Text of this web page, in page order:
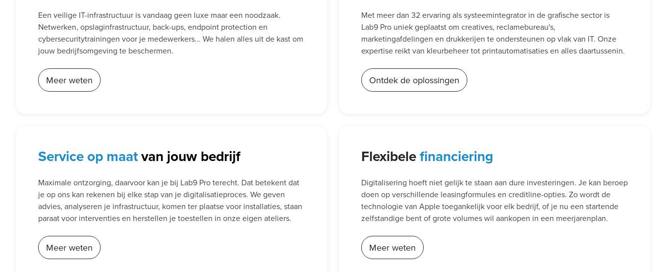
Een veilige IT-infrastructuur is vandaag geen luxe maar een noodzaak.
Netwerken, opslaginfrastructuur, back-ups, endpoint protection en
cybersecuritytrainingen voor je medewerkers... We halen alles uit de kast om
jouw bedrijfsomgeving te beschermen.
Meer weten
Met meer dan 32 ervaring als systeemintegrator in de grafische sector is
Lab9 Pro uniek geplaatst om creatives, reclamebureau's,
marketingafdelingen en drukkerijen te ondersteunen op vlak van IT. Onze
expertise reikt van kleurbeheer tot printautomatisaties en alles daartussenin.
Ontdek de oplossingen
Service op maatvan jouw bedrijf
Maximale ontzorging, daarvoor kan je bij Lab9 Pro terecht. Dat betekent dat
je op ons kan rekenen bij elke stap van je digitalisatieproces. We geven
advies, analyseren je infrastructuur, komen ter plaatse voor installaties, staan
paraat voor interventies en herstellen je toestellen in onze eigen ateliers.
Meer weten
Flexibelefinanciering
Digitalisering hoeft niet gelijk te staan aan dure investeringen. Je kan beroep
doen op verschillende leasingformules en creditline-opties. Zo wordt de
technologie van Apple toegankelijk voor elk bedrijf, of je nu een startende
zelfstandige bent of grote volumes wil aankopen in een meerjarenplan.
Meer weten